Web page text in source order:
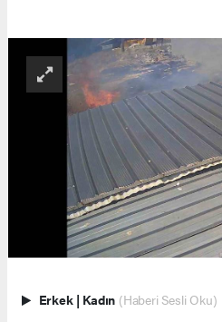
Erkek | Kadın (Haberi Sesli Oku)